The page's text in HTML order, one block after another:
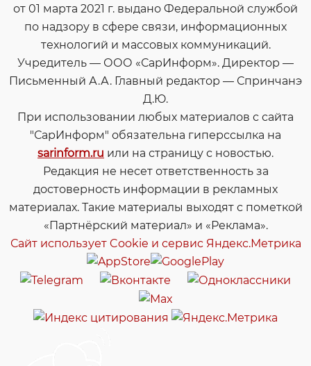
от 01 марта 2021 г. выдано Федеральной службой
по надзору в сфере связи, информационных
технологий и массовых коммуникаций.
Учредитель — ООО «СарИнформ». Директор —
Письменный А.А. Главный редактор — Спринчанэ
Д.Ю.
При использовании любых материалов с сайта
"СарИнформ" обязательна гиперссылка на
sarinform.ru или на страницу с новостью.
Редакция не несет ответственность за
достоверность информации в рекламных
материалах. Такие материалы выходят с пометкой
«Партнёрский материал» и «Реклама».
Сайт использует Cookie и сервиc Яндекс.Метрика